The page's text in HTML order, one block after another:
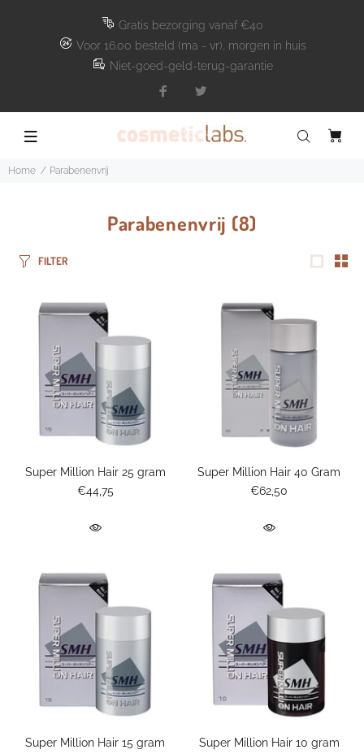
Gratis bezorging vanaf €40
Voor 16.00 besteld (ma - vr), morgen in huis
Niet-goed-geld-terug-garantie
Home Parabenenvrij
Parabenenvrij (8)
FILTER
Super Million Hair 25 gram
€44,75
Super Million Hair 40 Gram
€62,50
Super Million Hair 15 gram
Super Million Hair 10 gram